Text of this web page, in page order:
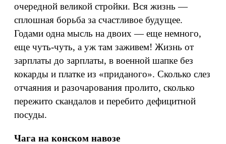
очередной великой стройки. Вся жизнь —
сплошная борьба за счастливое будущее.
Годами одна мысль на двоих — еще немного,
еще чуть‑чуть, а уж там заживем! Жизнь от
зарплаты до зарплаты, в военной шапке без
кокарды и платке из «приданого». Сколько слез
отчаяния и разочарования пролито, сколько
пережито скандалов и перебито дефицитной
посуды.
Чага на конском навозе